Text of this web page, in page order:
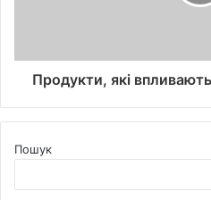
Продукти, які
Пошук